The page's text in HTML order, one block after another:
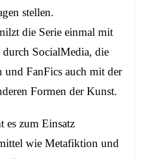
stellen.
die Serie einmal mit
SocialMedia, die
FanFics auch mit der
Formen der Kunst.
es zum Einsatz
wie Metafiktion und